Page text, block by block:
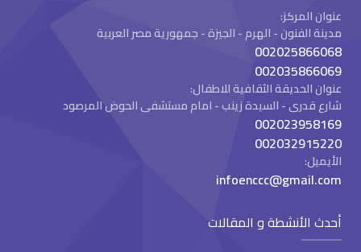
عنوان المركز:
مدينة الفنون - الهرم - الجيزة - جمهورية مصر العربية
002025866068
002035866069
عنوان الحديقة الثقافية للاطفال:
شارع قدرى - السيدة زينب - امام مستشفى الحوض المرصود
002023958169
002032915220
الأيميل:
infoenccc@gmail.com
أحدث الأنشطة و المقالات